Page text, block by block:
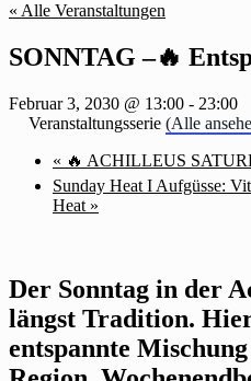
« Alle Veranstaltungen
SONNTAG –🔥
Februar 3, 2030 @ 13:00 - 23:00
Veranstaltungsserie (Alle
« 🔥 ACHILLEUS
Sunday Heat I Aufgüsse:
Heat »
Der Sonntag in der
längst Tradition.
entspannte